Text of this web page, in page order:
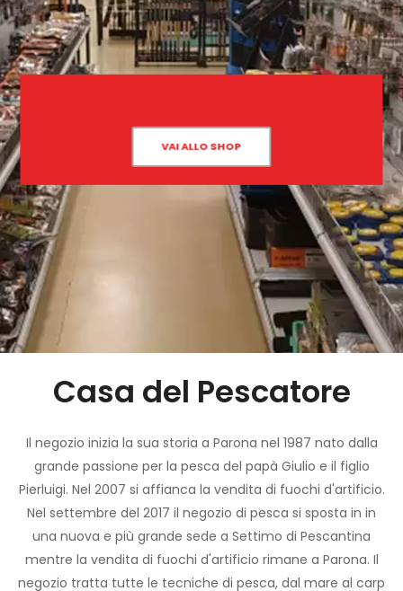
VAI ALLO SHOP
Casa del Pescatore
Il negozio inizia la sua storia a Parona nel 1987 nato dalla
grande passione per la pesca del papà Giulio e il figlio
Pierluigi. Nel 2007 si affianca la vendita di fuochi d'artificio.
Nel settembre del 2017 il negozio di pesca si sposta in in
una nuova e più grande sede a Settimo di Pescantina
mentre la vendita di fuochi d'artificio rimane a Parona. Il
negozio tratta tutte le tecniche di pesca, dal mare al carp